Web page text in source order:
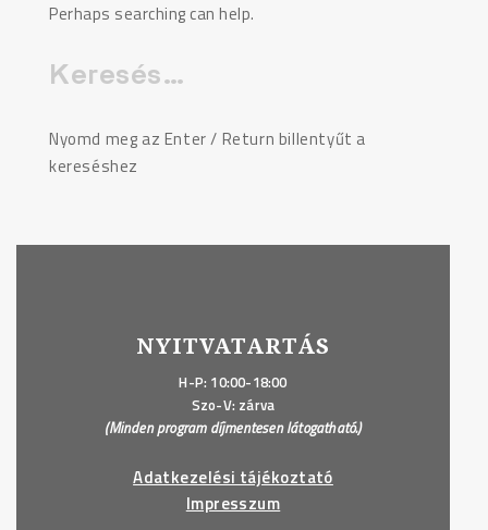
Perhaps searching can help.
Keresés:
Nyomd meg az Enter / Return billentyűt a
kereséshez
NYITVATARTÁS
H-P: 10:00-18:00
Szo-V: zárva
(Minden program díjmentesen látogatható.)
Adatkezelési tájékoztató
Impresszum